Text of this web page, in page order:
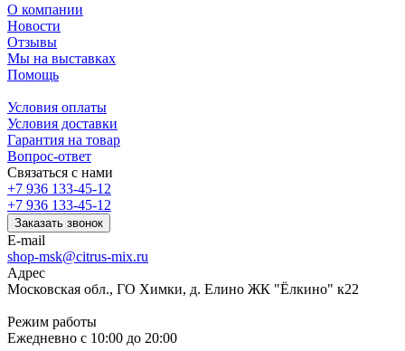
О компании
Новости
Отзывы
Мы на выставках
Помощь
Условия оплаты
Условия доставки
Гарантия на товар
Вопрос-ответ
Связаться с нами
+7 936 133-45-12
+7 936 133-45-12
Заказать звонок
E-mail
shop-msk@citrus-mix.ru
Адрес
Московская обл., ГО Химки, д. Елино ЖК "Ёлкино" к22
Режим работы
Ежедневно с 10:00 до 20:00